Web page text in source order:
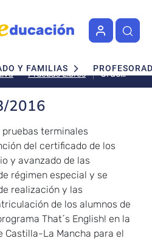
Y FAMILIAS
Pruebas Libres
Orden
de
2016
pruebas terminales
del certificado de los
y avanzado de las
régimen especial y se
realización y las
de los alumnos de
That´s English! en la
Castilla-La Mancha para el